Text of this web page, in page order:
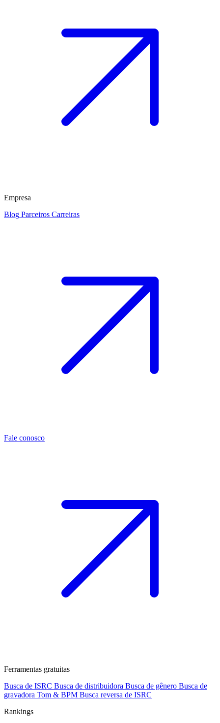
Empresa
Blog Parceiros Carreiras
Fale conosco
Ferramentas gratuitas
Busca de ISRC Busca de distribuidora Busca de gênero Busca de
gravadora Tom & BPM Busca reversa de ISRC
Rankings